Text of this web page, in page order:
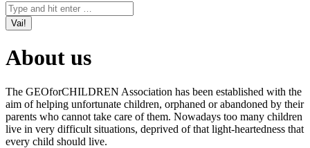
Facebook
page
opens
new
window
Instagram
page
opens
new
window
X
page
opens
new
window
YouTube
page
opens
new
window
Mail
page
opens
new
window
Cerca:
About us
The GEOforCHILDREN Association has been established with the
aim of helping unfortunate children, orphaned or abandoned by their
parents who cannot take care of them. Nowadays too many children
live in very difficult situations, deprived of that light-heartedness that
every child should live.